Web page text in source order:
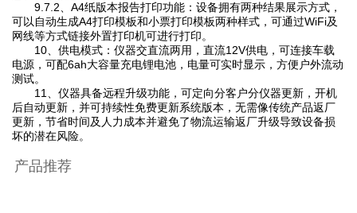
9.7.2、A4纸版本报告打印功能：设备拥有两种结果展示方式，
可以自动生成A4打印模板和小票打印模板两种样式，可通过WiFi及
网线等方式链接外置打印机可进行打印。
10、供电模式：仪器交直流两用，直流12V供电，可连接车载
电源，可配6ah大容量充电锂电池，电量可实时显示，方便户外流动
测试。
11、仪器具备远程升级功能，可定向分客户分仪器更新，开机
后自动更新，并可持续性免费更新系统版本，无需像传统产品返厂
更新，节省时间及人力成本并避免了物流运输返厂升级导致设备损
坏的潜在风险。
产品推荐